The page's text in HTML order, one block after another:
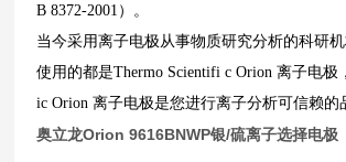
B 8372-2001）。
当今采用离子电极从事物质研究分析的科研
使用的都是Thermo Scientifi c Orion 离子电极
ic Orion 离子电极是您进行离子分析可信赖的
奥立龙Orion 9616BNWP银/硫离子选择电极